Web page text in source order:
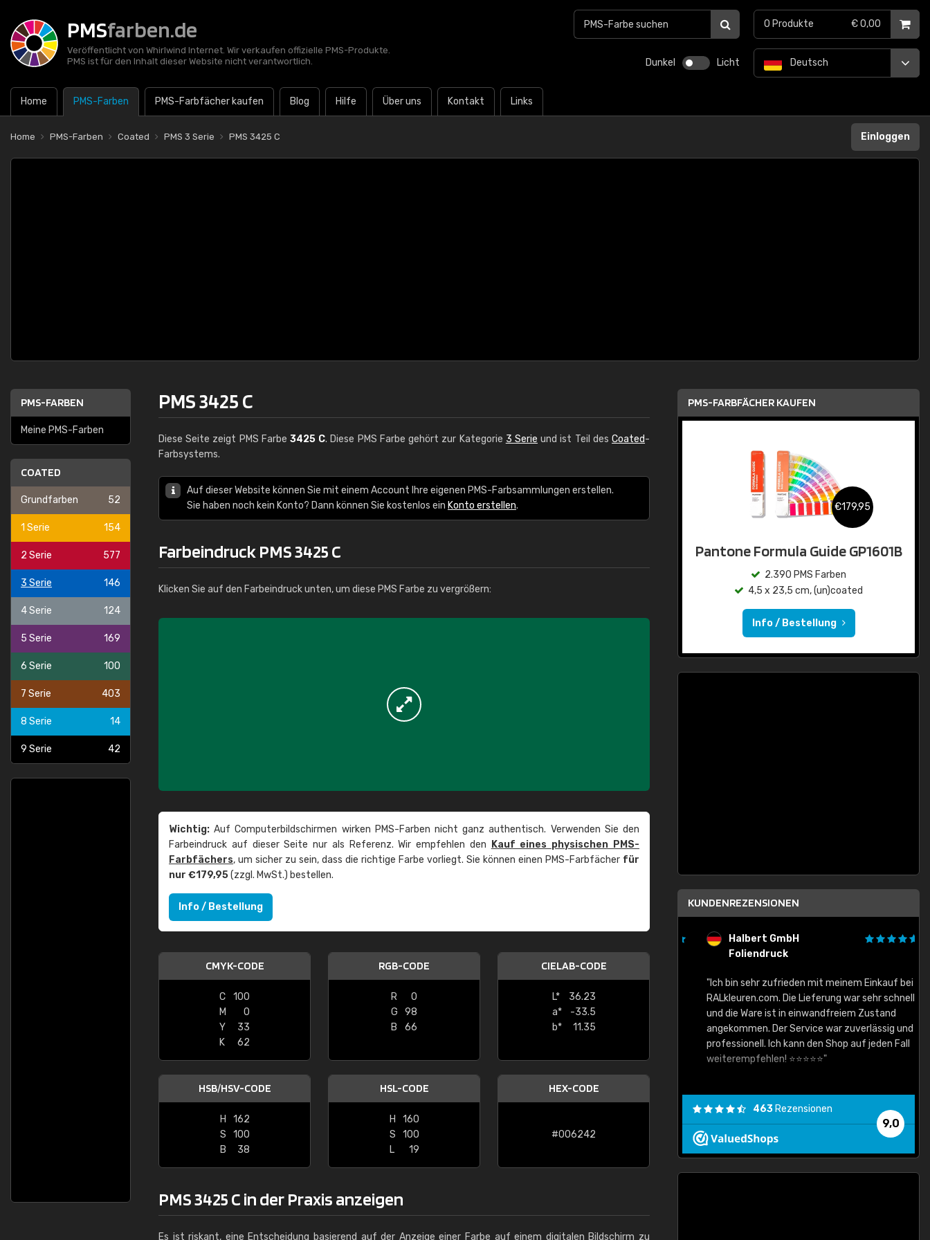
PMSfarben.de
Veröffentlicht von Whirlwind Internet. Wir verkaufen offizielle PMS-Produkte.
PMS ist für den Inhalt dieser Website nicht verantwortlich.
Dunkel Licht
Home PMS-Farben PMS-Farbfächer kaufen Blog Hilfe Über uns Kontakt Links
Deutsch
0 Produkte € 0,00
Home PMS-Farben Coated PMS 3 Serie PMS 3425 C Einloggen
PMS-FARBEN
Meine PMS-Farben
COATED
Grundfarben 52
1 Serie 154
2 Serie 577
3 Serie 146
4 Serie 124
5 Serie 169
6 Serie 100
7 Serie 403
8 Serie 14
9 Serie 42
PMS 3425 C
Diese Seite zeigt PMS Farbe3425 C. Diese PMS Farbe gehört zur Kategorie 3 Serie und ist Teil desCoated-
Farbsystems.
Auf dieser Website können Sie mit einem Account Ihre eigenen PMS-Farbsammlungen erstellen.
Sie haben noch kein Konto? Dann können Sie kostenlos ein Konto erstellen.
Farbeindruck PMS 3425 C
Klicken Sie auf den Farbeindruck unten, um diese PMS Farbe zu vergrößern:
Wichtig: Auf Computerbildschirmen wirken PMS-Farben nicht ganz authentisch. Verwenden Sie den
Farbeindruck auf dieser Seite nur als Referenz. Wir empfehlen den
Kauf eines physischen PMS-
Farbfächers, um sicher zu sein, dass die richtige Farbe vorliegt. Sie können einen PMS-Farbfächer für
nur €179,95(zzgl. MwSt.) bestellen.
Info / Bestellung
CMYK-CODE
C
100
M
0
Y
33
K
62
RGB-CODE
R
0
G
98
B
66
CIELAB-CODE
L*
36.23
a*
-33.5
b*
11.35
HSB/HSV-CODE
H
162
S
100
B
38
HSL-CODE
H
160
S
100
L
19
HEX-CODE
#006242
PMS 3425 C in der Praxis anzeigen
Es ist riskant, eine Entscheidung basierend auf der Anzeige einer Farbe auf einem digitalen Bildschirm zu
PMS-FARBFÄCHER KAUFEN
€179,95
Pantone Formula Guide GP1601B
2.390 PMS Farben
4,5 x 23,5 cm, (un)coated
Info / Bestellung
KUNDENREZENSIONEN
"Alles so, wie man es sich wünscht, gute Ware,
schnelle Lieferung."
Halbert GmbH
Foliendruck
"Ich bin sehr zufrieden mit meinem Einkauf bei
RALkleuren.com. Die Lieferung war sehr schnell
und die Ware ist in einwandfreiem Zustand
angekommen. Der Service war zuverlässig und
professionell. Ich kann den Shop auf jeden Fall
weiterempfehlen! ⭐⭐⭐⭐⭐"
9,0
463 Rezensionen